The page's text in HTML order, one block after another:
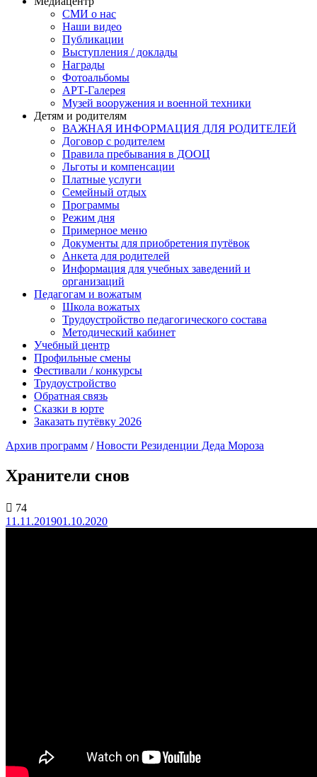
СМИ о нас
Наши видео
Публикации
Выступления / доклады
Награды
Фотоальбомы
АРТ-Галерея
Музей вооружения и военной техники
Детям и родителям
ВАЖНАЯ ИНФОРМАЦИЯ ДЛЯ РОДИТЕЛЕЙ
Договор с родителем
Правила пребывания в ДООЦ
Льготы и компенсации
Платные услуги
Семейный отдых
Программы
Режим дня
Примерное меню
Документы для приобретения путёвок
Анкета для родителей
Информация для учебных заведений и
организаций
Педагогам и вожатым
Школа вожатых
Трудоустройство педагогического состава
Методический кабинет
Учебный центр
Профильные смены
Фестивали / конкурсы
Трудоустройство
Обратная связь
Сказки в юрте
Заказать путёвку 2026
Архив программ /Новости Резиденции Деда Мороза
Хранители снов
74
11.11.201901.10.2020